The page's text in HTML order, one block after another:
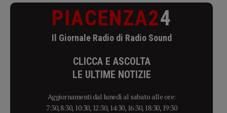
PIACENZA24
Il Giornale Radio di Radio Sound
CLICCA E ASCOLTA
LE ULTIME NOTIZIE
Aggiornamenti dal lunedì al sabato alle ore:
7:30, 8:30, 10:30, 12:30, 14:30, 16:30, 18:30, 19:30